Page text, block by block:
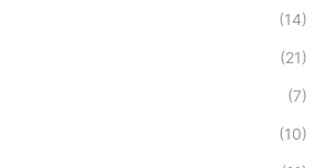
(14)
(21)
(7)
(10)